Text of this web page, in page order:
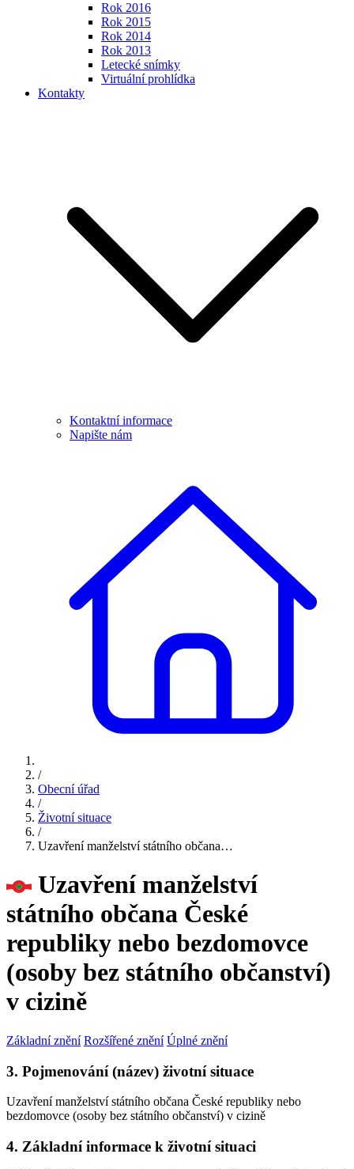
Rok 2016
Rok 2015
Rok 2014
Rok 2013
Letecké snímky
Virtuální prohlídka
Kontakty
Kontaktní informace
Napište nám
/
Obecní úřad
/
Životní situace
/
Uzavření manželství státního občana…
Uzavření manželství
státního občana České
republiky nebo bezdomovce
(osoby bez státního občanství)
v cizině
Základní znění Rozšířené znění Úplné znění
3. Pojmenování (název) životní situace
Uzavření manželství státního občana České republiky nebo
bezdomovce (osoby bez státního občanství) v cizině
4. Základní informace k životní situaci